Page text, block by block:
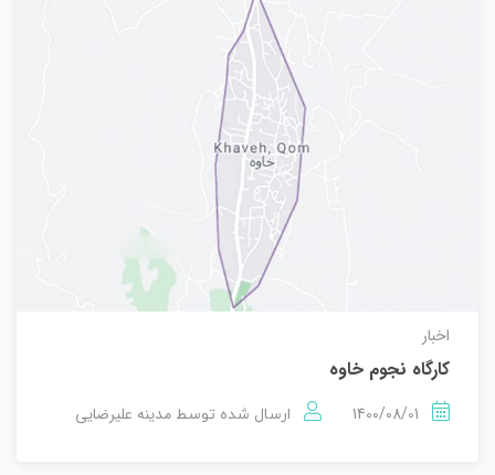
اخبار
کارگاه نجوم خاوه
1400/08/01 ارسال شده توسط مدینه علیرضایی